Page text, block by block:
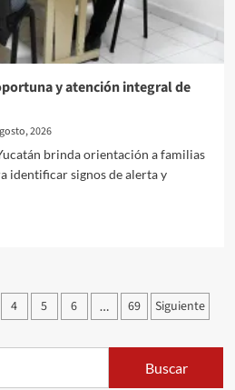
y atención integral de
2026
brinda orientación a familias
identificar signos de alerta y
4 5 6 … 69 Siguiente